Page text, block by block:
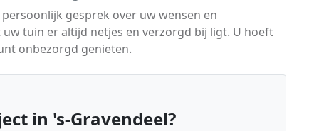
gesprek over uw wensen en
tuin er altijd netjes en verzorgd bij ligt. U hoeft
onbezorgd genieten.
in 's-Gravendeel?